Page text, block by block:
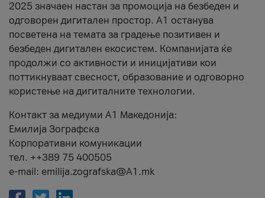
2025 значаен настан за промоција на безбеден и
одговорен дигитален простор. А1 останува
посветена на темата за градење позитивен и
безбеден дигитален екосистем. Компанијата ќе
продолжи со активности и иницијативи кои
поттикнуваат свесност, образование и одговорно
користење на дигиталните технологии.
Контакт за медиуми А1 Македонија:
Емилија Зографска
Корпоративни комуникации
тел. ++389 75 400505
e-mail: emilija.zografska@A1.mk